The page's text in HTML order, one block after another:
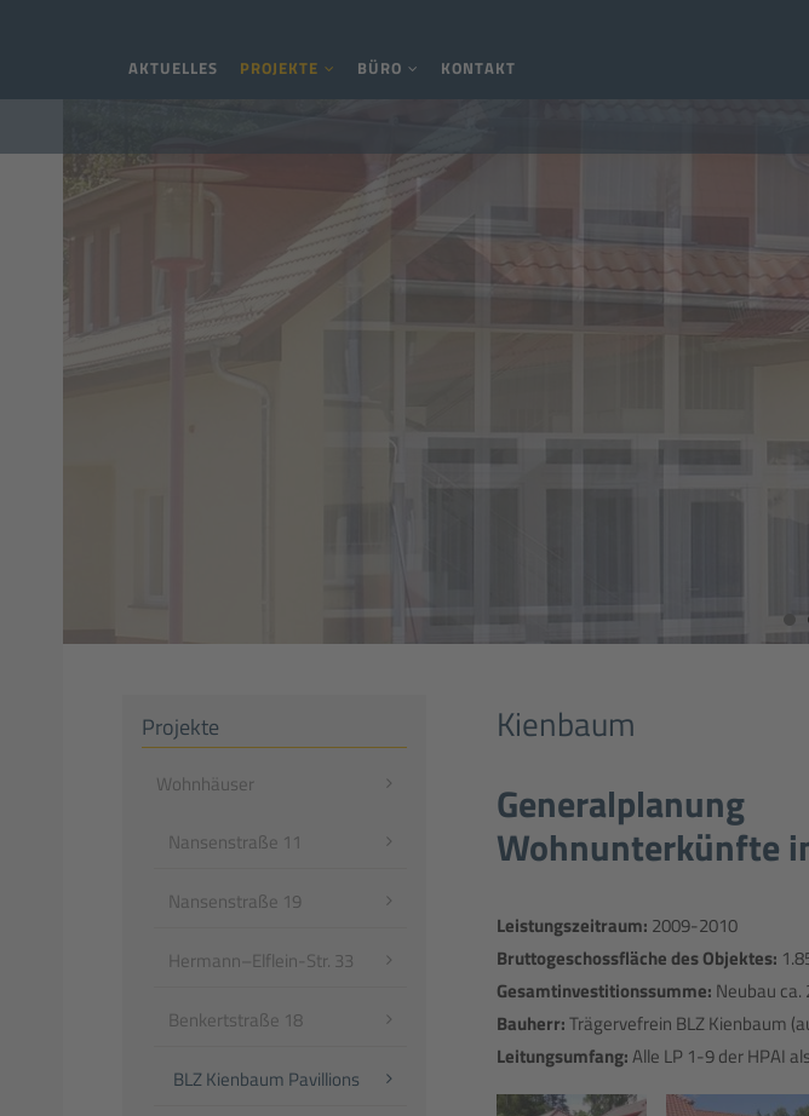
AKTUELLES PROJEKTE BÜRO KONTAKT
Kienbaum
Generalplanung
Wohnunterkünfte
Leistungszeitraum: 2009-2010
Bruttogeschossfläche des Objektes:
Gesamtinvestitionssumme: Neubau ca.
Bauherr:Trägervefrein BLZ Kienbaum
Leitungsumfang:Alle LP 1-9 der HPAI
Projekte
Navigation
Wohnhäuser
Nansenstraße 11
Nansenstraße 19
Hermann–Elflein-Str. 33
Benkertstraße 18
BLZ Kienbaum Pavillions